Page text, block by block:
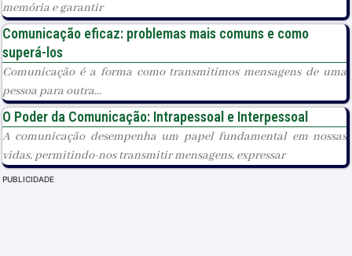
memória e garantir
Comunicação eficaz: problemas mais comuns e como
superá-los
Comunicação é a forma como transmitimos mensagens de uma
pessoa para outra...
O Poder da Comunicação: Intrapessoal e Interpessoal
A comunicação desempenha um papel fundamental em nossas
vidas, permitindo-nos transmitir mensagens, expressar
PUBLICIDADE